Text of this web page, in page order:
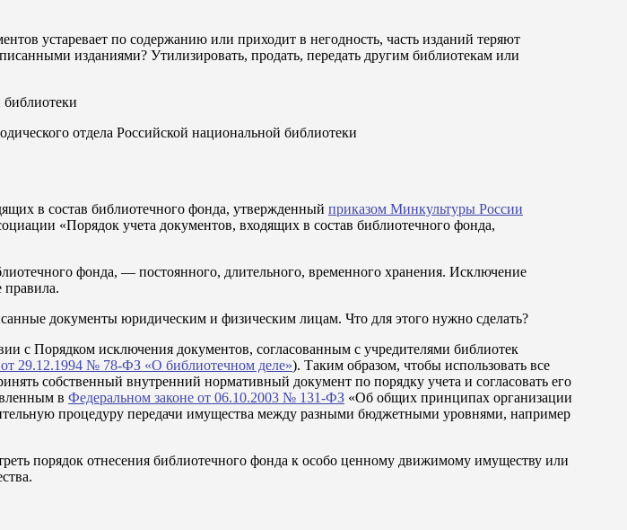
устаревает по содержанию или приходит в негодность, часть изданий теряют
изданиями? Утилизировать, продать, передать другим библиотекам или
отдела Российской национальной библиотеки
в состав библиотечного фонда, утвержденный приказом Минкультуры России
«Порядок учета документов, входящих в состав библиотечного фонда,
фонда, — постоянного, длительного, временного хранения. Исключение
правила.
документы юридическим и физическим лицам. Что для этого нужно сделать?
с Порядком исключения документов, согласованным с учредителями библиотек
от 29.12.1994 № 78-ФЗ «О библиотечном деле»). Таким образом, чтобы использовать все
собственный внутренний нормативный документ по порядку учета и согласовать его
в Федеральном законе от 06.10.2003 № 131-ФЗ «Об общих принципах организации
процедуру передачи имущества между разными бюджетными уровнями, например
порядок отнесения библиотечного фонда к особо ценному движимому имуществу или